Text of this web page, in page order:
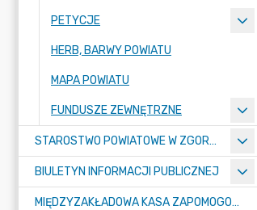
PETYCJE
HERB, BARWY POWIATU
MAPA POWIATU
FUNDUSZE ZEWNĘTRZNE
STAROSTWO POWIATOWE W ZGORZELCU
BIULETYN INFORMACJI PUBLICZNEJ
MIĘDZYZAKŁADOWA KASA ZAPOMOGOWO-POŻYCZKOWA